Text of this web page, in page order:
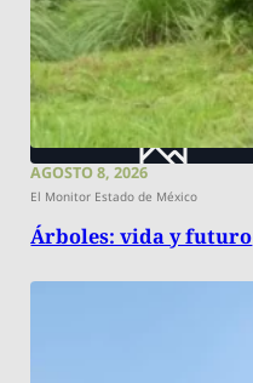
AGOSTO 8, 2026
El Monitor Estado de México
Árboles: vida y futuro